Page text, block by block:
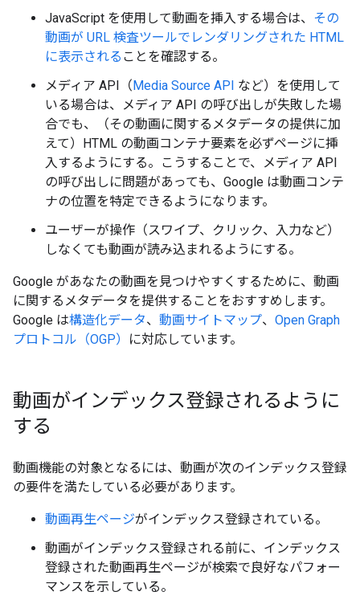
JavaScript を使用して動画を挿入する場合は、 その
動画が URL 検査ツールでレンダリングされた HTML
に表示される ことを確認する。
メディア API（Media Source API など）を使用して
いる場合は、メディア API の呼び出しが失敗した場
合でも、（その動画に関するメタデータの提供に加
えて）HTML の動画コンテナ要素を必ずページに挿
入するようにする。こうすることで、メディア API
の呼び出しに問題があっても、Google は動画コンテ
ナの位置を特定できるようになります。
ユーザーが操作（スワイプ、クリック、入力など）
しなくても動画が読み込まれるようにする。
Google があなたの動画を見つけやすくするために、動画
に関するメタデータを提供することをおすすめします。
Google は構造化データ、 動画サイトマップ、 Open Graph
プロトコル（OGP）
に対応しています。
動画がインデックス登録されるように
する
動画機能の対象となるには、動画が次のインデックス登録
の要件を満たしている必要があります。
動画再生ページがインデックス登録されている。
動画がインデックス登録される前に、インデックス
登録された動画再生ページが検索で良好なパフォー
マンスを示している。